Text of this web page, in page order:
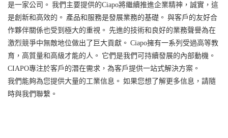
是一家公司。 我們主要提供的Ciapo將繼續推進企業精神，誠實，這
是創新和高效的。 產品和服務是發展業務的基礎。 與客戶的友好合
作夥伴關係也受到極大的重視。 先進的技術和良好的業務聲譽為在
激烈競爭中無敵地位做出了巨大貢獻。 Ciapo擁有一系列受過高等教
育，高質量和高級才能的人。 它們是我們可持續發展的內部動機。
CIAPO專注於客戶的潛在需求，為​​客戶提供一站式解決方案。
我們能夠為您提供大量的工業信息。 如果您想了解更多信息，請隨
時與我們聯繫。